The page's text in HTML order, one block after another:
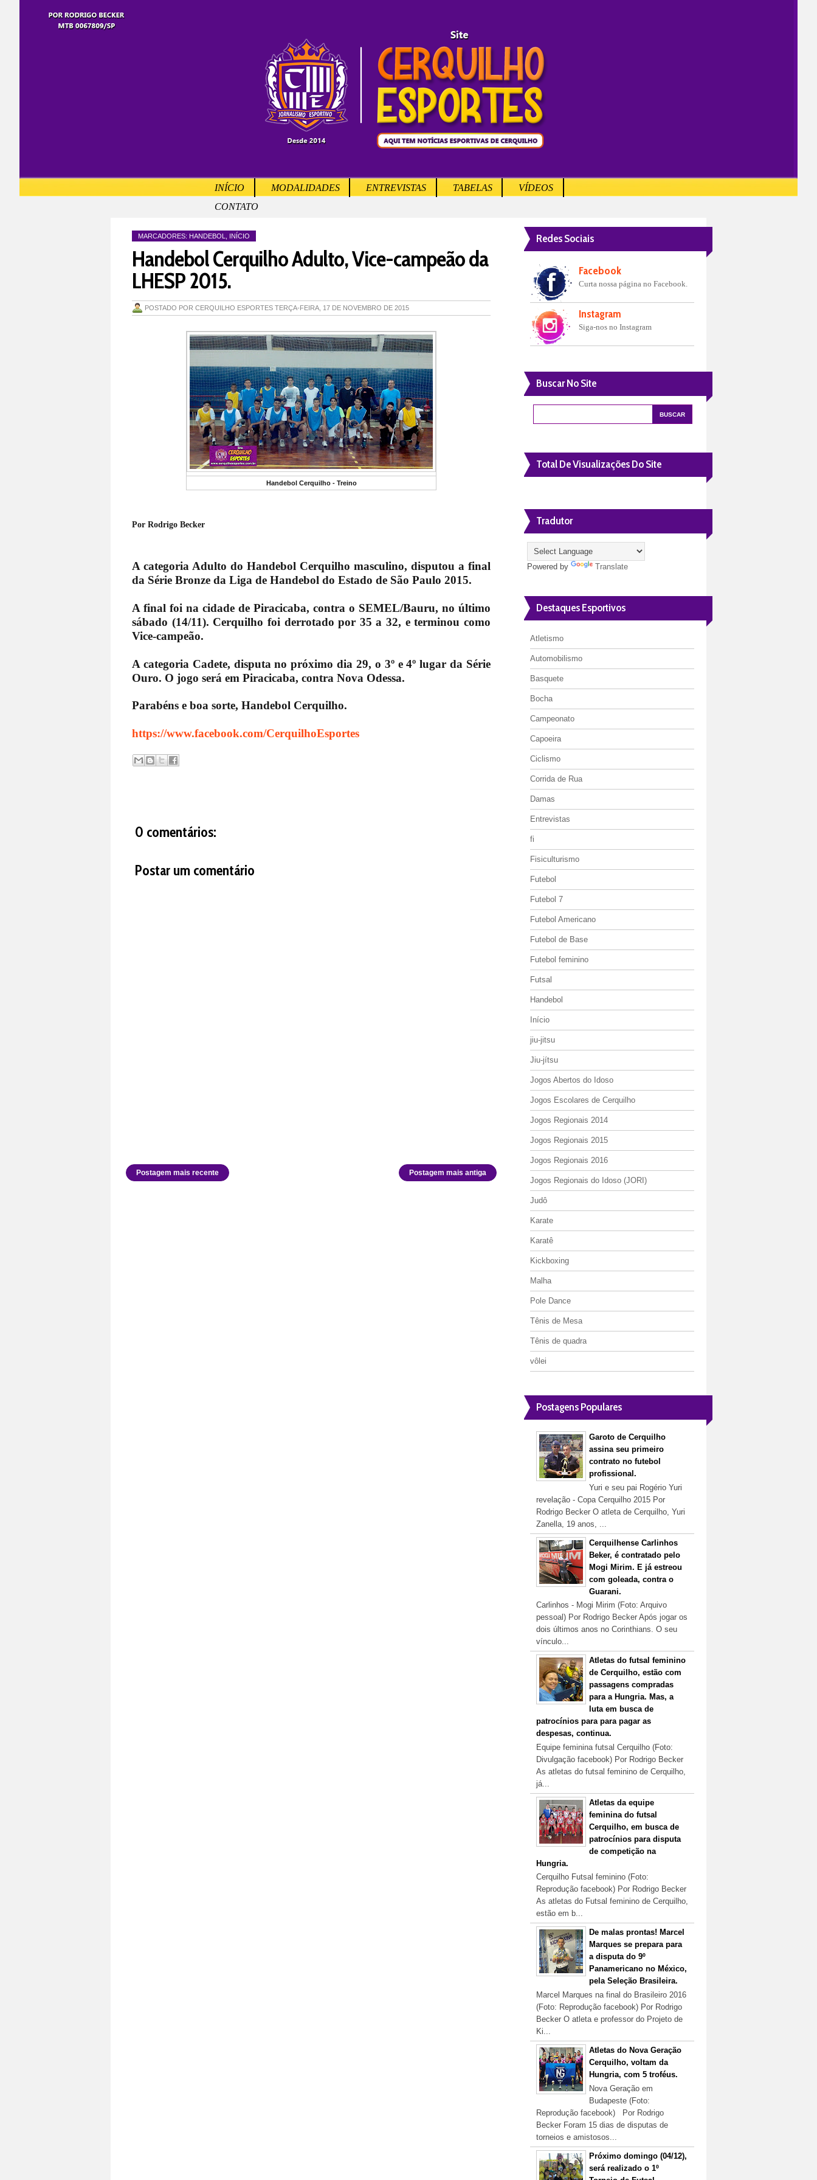
INÍCIO MODALIDADES ENTREVISTAS TABELAS
VÍDEOS
CONTATO
MARCADORES: HANDEBOL INÍCIO
Handebol Cerquilho Adulto, Vice-campeão da
LHESP 2015.
POSTADO POR CERQUILHO ESPORTES TERÇA-FEIRA, 17 DE NOVEMBRO DE 2015
Handebol Cerquilho - Treino
Por Rodrigo Becker
A categoria Adulto do Handebol Cerquilho masculino, disputou a final
da Série Bronze da Liga de Handebol do Estado de São Paulo 2015.
A final foi na cidade de Piracicaba, contra o SEMEL/Bauru, no último
sábado (14/11). Cerquilho foi derrotado por 35 a 32, e terminou como
Vice-campeão.
A categoria Cadete, disputa no próximo dia 29, o 3º e 4º lugar da Série
Ouro. O jogo será em Piracicaba, contra Nova Odessa.
Parabéns e boa sorte, Handebol Cerquilho.
https://www.facebook.com/CerquilhoEsportes
0 comentários:
Postar um comentário
Postagem mais recente Postagem mais antiga
Redes Sociais
Facebook
Curta nossa página no Facebook.
Instagram
Siga-nos no Instagram
Buscar No Site
Total De Visualizações Do Site
Tradutor
Powered by Translate
Destaques Esportivos
Atletismo
Automobilismo
Basquete
Bocha
Campeonato
Capoeira
Ciclismo
Corrida de Rua
Damas
Entrevistas
fi
Fisiculturismo
Futebol
Futebol 7
Futebol Americano
Futebol de Base
Futebol feminino
Futsal
Handebol
Início
jiu-jitsu
Jiu-jítsu
Jogos Abertos do Idoso
Jogos Escolares de Cerquilho
Jogos Regionais 2014
Jogos Regionais 2015
Jogos Regionais 2016
Jogos Regionais do Idoso (JORI)
Judô
Karate
Karatê
Kickboxing
Malha
Pole Dance
Tênis de Mesa
Tênis de quadra
vôlei
Postagens Populares
Garoto de Cerquilho
assina seu primeiro
contrato no futebol
profissional.
Yuri e seu pai Rogério Yuri
revelação - Copa Cerquilho 2015 Por
Rodrigo Becker O atleta de Cerquilho, Yuri
Zanella, 19 anos, ...
Cerquilhense Carlinhos
Beker, é contratado pelo
Mogi Mirim. E já estreou
com goleada, contra o
Guarani.
Carlinhos - Mogi Mirim (Foto: Arquivo
pessoal) Por Rodrigo Becker Após jogar os
dois últimos anos no Corinthians. O seu
vínculo...
Atletas do futsal feminino
de Cerquilho, estão com
passagens compradas
para a Hungria. Mas, a
luta em busca de
patrocínios para para pagar as
despesas, continua.
Equipe feminina futsal Cerquilho (Foto:
Divulgação facebook) Por Rodrigo Becker
As atletas do futsal feminino de Cerquilho,
já...
Atletas da equipe
feminina do futsal
Cerquilho, em busca de
patrocínios para disputa
de competição na
Hungria.
Cerquilho Futsal feminino (Foto:
Reprodução facebook) Por Rodrigo Becker
As atletas do Futsal feminino de Cerquilho,
estão em b...
De malas prontas! Marcel
Marques se prepara para
a disputa do 9º
Panamericano no México,
pela Seleção Brasileira.
Marcel Marques na final do Brasileiro 2016
(Foto: Reprodução facebook) Por Rodrigo
Becker O atleta e professor do Projeto de
Ki...
Atletas do Nova Geração
Cerquilho, voltam da
Hungria, com 5 troféus.
Nova Geração em
Budapeste (Foto:
Reprodução facebook) Por Rodrigo
Becker Foram 15 dias de disputas de
torneios e amistosos...
Próximo domingo (04/12),
será realizado o 1º